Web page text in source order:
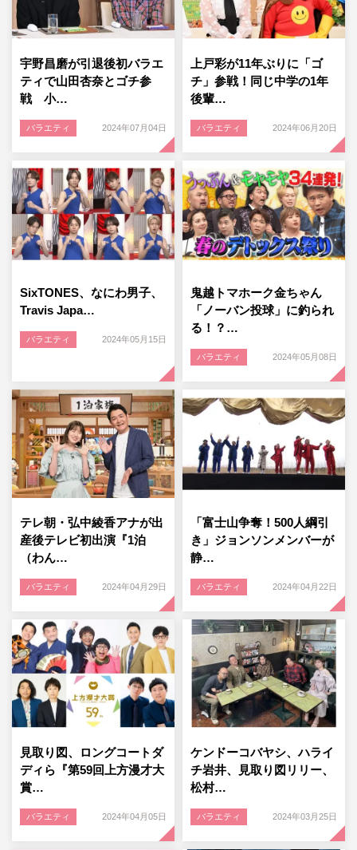
宇野昌磨が引退後初バラエ
ティで山田杏奈とゴチ参
戦 小…
バラエティ 2024年07月04日
上戸彩が11年ぶりに「ゴ
チ」参戦！同じ中学の1年
後輩…
バラエティ 2024年06月20日
SixTONES、なにわ男子、
Travis Japa…
バラエティ 2024年05月15日
鬼越トマホーク金ちゃん
「ノーバン投球」に釣られ
る！？…
バラエティ 2024年05月08日
テレ朝・弘中綾香アナが出
産後テレビ初出演『1泊
（わん…
バラエティ 2024年04月29日
「富士山争奪！500人綱引
き」ジョンソンメンバーが
静…
バラエティ 2024年04月22日
見取り図、ロングコートダ
ディら『第59回上方漫才大
賞…
バラエティ 2024年04月05日
ケンドーコバヤシ、ハライ
チ岩井、見取り図リリー、
松村…
バラエティ 2024年03月25日